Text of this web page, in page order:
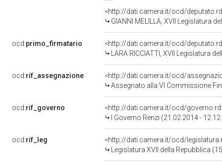
<http://dati.camera.it/ocd/
GIANNI MELILLA, XVII Legislatura
ocd:primo_firmatario
<http://dati.camera.it/ocd/
LARA RICCIATTI, XVII Legislatura
ocd:rif_assegnazione
<http://dati.camera.it/ocd/
Assegnato alla VI Commissione
ocd:rif_governo
<http://dati.camera.it/ocd/
I Governo Renzi (21.02.2014 -
ocd:rif_leg
<http://dati.camera.it/ocd/
Legislatura XVII della Repubblica